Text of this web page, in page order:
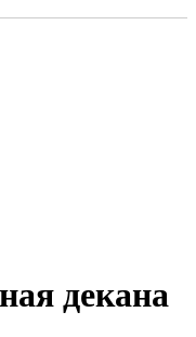
декана